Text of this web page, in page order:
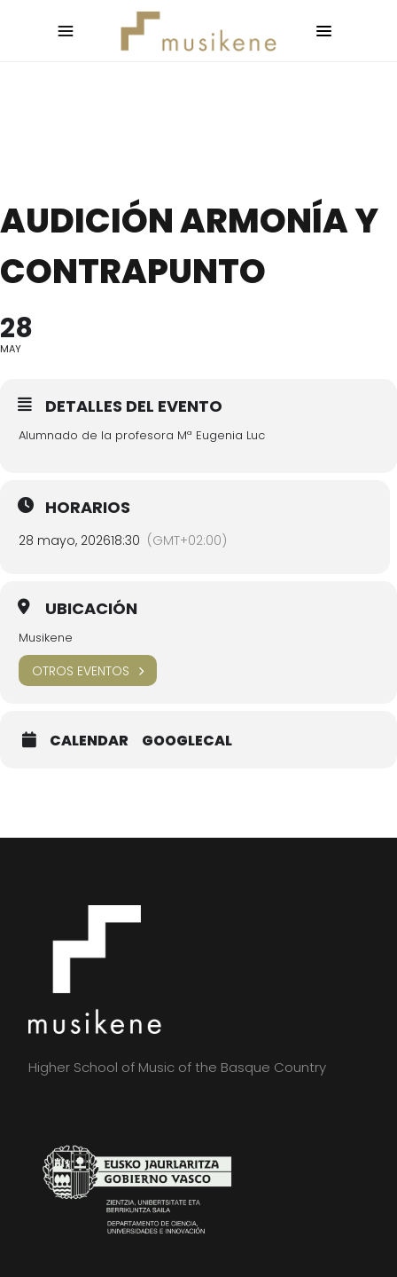
AUDICIÓN ARMONÍA Y
CONTRAPUNTO
28
MAY
DETALLES DEL EVENTO
Alumnado de la profesora Mª Eugenia Luc
HORARIOS
28 mayo, 202618:30 (GMT+02:00)
UBICACIÓN
Musikene
OTROS EVENTOS
CALENDAR GOOGLECAL
Higher School of Music of the Basque Country